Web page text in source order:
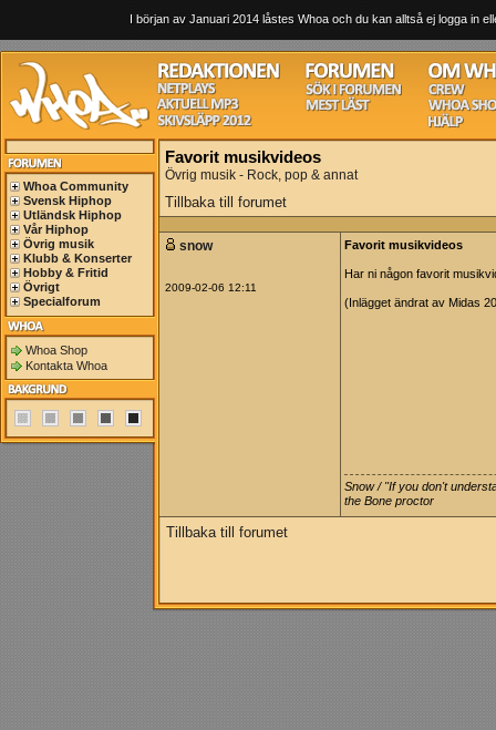
I början av Januari 2014 låstes Whoa och du kan alltså ej logga in
Whoa Community
Svensk Hiphop
Utländsk Hiphop
Vår Hiphop
Övrig musik
Klubb & Konserter
Hobby & Fritid
Övrigt
Specialforum
Whoa Shop
Kontakta Whoa
Favorit musikvideos
Övrig musik - Rock, pop & annat
Tillbaka till forumet
snow
2009-02-06 12:11
Favorit musikvideos
Har ni någon favorit
(Inlägget ändrat av Midas
Snow / "If you don't
the Bone proctor
Tillbaka till forumet